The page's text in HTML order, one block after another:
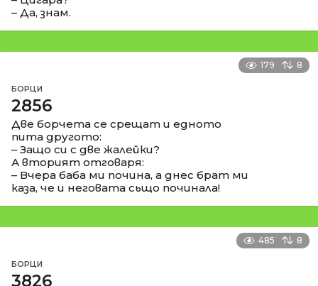
– Да, знам.
179 8
БОРЦИ
2856
Две борчета се срещат и едното
пита другото:
– Защо си с две жалейки?
А вторият отговаря:
– Вчера баба ми почина, а днес брат ми
каза, че и неговата сьщо починала!
485 8
БОРЦИ
3826